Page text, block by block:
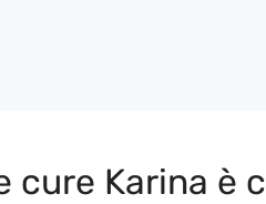
cure Karina è